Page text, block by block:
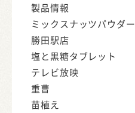
製品情報
ミックスナッツパウダー
勝田駅店
塩と黒糖タブレット
テレビ放映
重曹
苗植え